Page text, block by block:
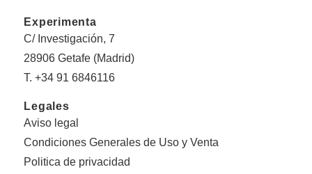
Experimenta
C/ Investigación, 7
28906 Getafe (Madrid)
T. +34 91 6846116
Legales
Aviso legal
Condiciones Generales de Uso y Venta
Politica de privacidad